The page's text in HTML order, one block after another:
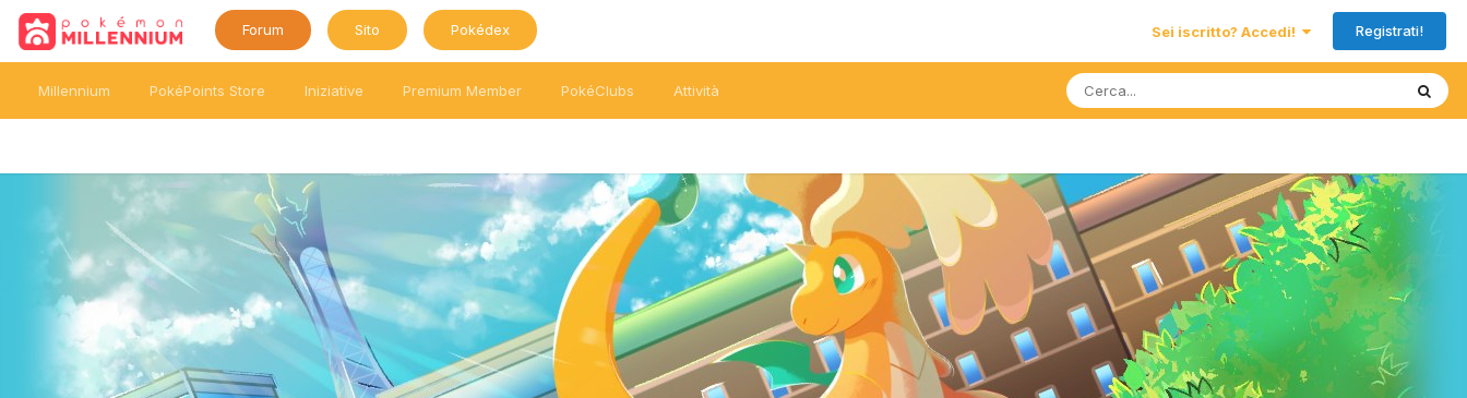
Forum Sito Pokédex Sei iscritto? Accedi! Registrati!
Millennium PokéPoints Store Iniziative Premium Member PokéClubs Attività